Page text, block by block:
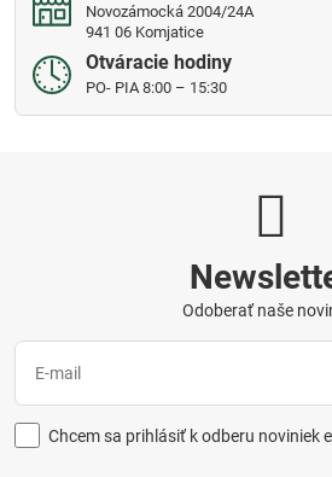
Novozámocká 2004/24A
941 06 Komjatice
Otváracie hodiny
PO- PIA 8:00 – 15:30
Odoberať naše
Chcem sa prihlásiť k odberu noviniek